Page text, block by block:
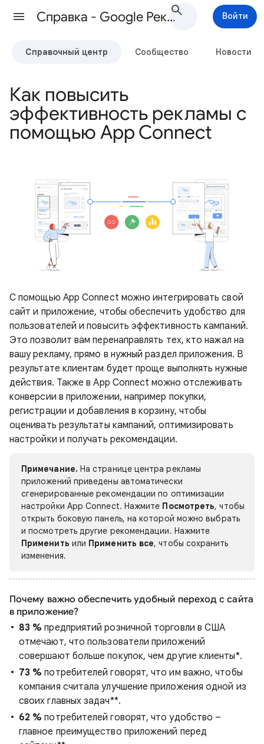
Cправка - Google Реклама Войти
Справочный центр Сообщество Новости
Как повысить
эффективность рекламы с
помощью App Connect
С помощью App Connect можно интегрировать свой
сайт и приложение, чтобы обеспечить удобство для
пользователей и повысить эффективность кампаний.
Это позволит вам перенаправлять тех, кто нажал на
вашу рекламу, прямо в нужный раздел приложения. В
результате клиентам будет проще выполнять нужные
действия. Также в App Connect можно отслеживать
конверсии в приложении, например покупки,
регистрации и добавления в корзину, чтобы
оценивать результаты кампаний, оптимизировать
настройки и получать рекомендации.
Примечание. На странице центра рекламы
приложений приведены автоматически
сгенерированные рекомендации по оптимизации
настройки App Connect. Нажмите Посмотреть, чтобы
открыть боковую панель, на которой можно выбрать
и посмотреть другие рекомендации. Нажмите
Применить или Применить все, чтобы сохранить
изменения.
Почему важно обеспечить удобный переход с сайта
в приложение?
83 % предприятий розничной торговли в США
отмечают, что пользователи приложений
совершают больше покупок, чем другие клиенты*.
73 % потребителей говорят, что им важно, чтобы
компания считала улучшение приложения одной из
своих главных задач**.
62 % потребителей говорят, что удобство –
главное преимущество приложений перед